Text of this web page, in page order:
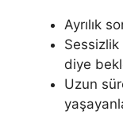
Ayrılık
Sessizlik
diye
Uzun